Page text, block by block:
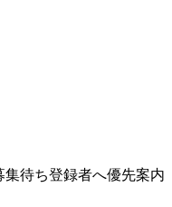
待ち登録者へ優先案内